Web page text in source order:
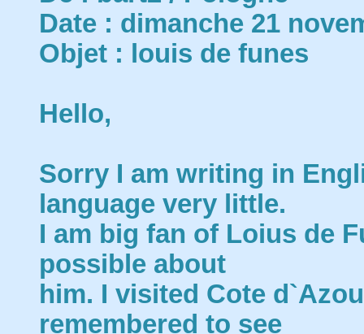
Date : dimanche 21
Objet : louis de funes
Hello,
Sorry I am writing in
language very little.
I am big fan of Loius de
possible about
him. I visited Cote
remembered to see